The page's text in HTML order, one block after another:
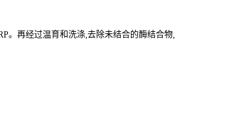
。再经过温育和洗涤,去除未结合的酶结合物,